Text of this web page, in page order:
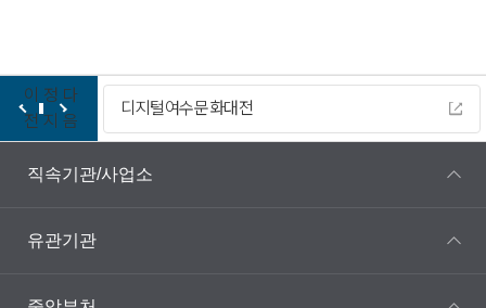
이
전
정
지
다
음
디지털여수문화대전
직속기관/사업소
유관기관